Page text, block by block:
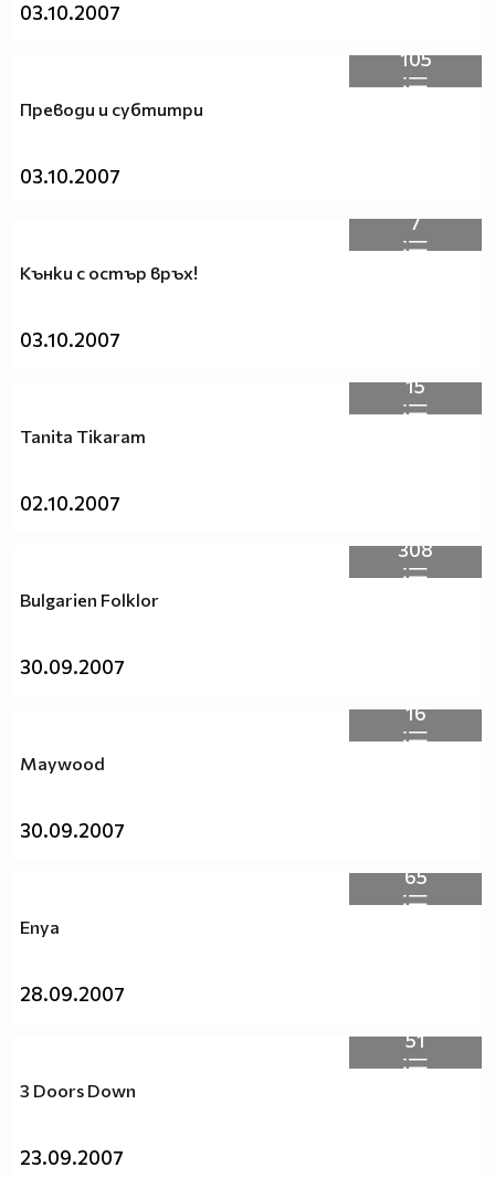
03.10.2007
105
Преводи и субтитри
03.10.2007
7
Кънки с остър връх!
03.10.2007
15
Tanita Tikaram
02.10.2007
308
Bulgarien Folklor
30.09.2007
16
Maywood
30.09.2007
65
Enya
28.09.2007
51
3 Doors Down
23.09.2007